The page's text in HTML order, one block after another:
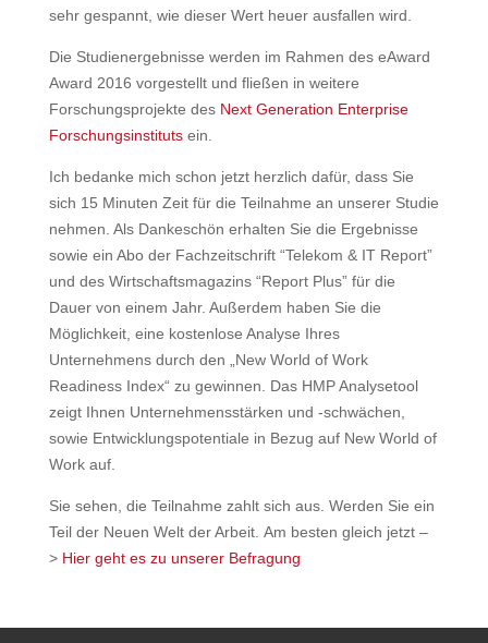
sehr gespannt, wie dieser Wert heuer ausfallen wird.
Die Studienergebnisse werden im Rahmen des eAward
Award 2016 vorgestellt und fließen in weitere
Forschungsprojekte des Next Generation Enterprise
Forschungsinstitutsein.
Ich bedanke mich schon jetzt herzlich dafür, dass Sie
sich 15 Minuten Zeit für die Teilnahme an unserer Studie
nehmen. Als Dankeschön erhalten Sie die Ergebnisse
sowie ein Abo der Fachzeitschrift “Telekom & IT Report”
und des Wirtschaftsmagazins “Report Plus” für die
Dauer von einem Jahr. Außerdem haben Sie die
Möglichkeit, eine kostenlose Analyse Ihres
Unternehmens durch den „New World of Work
Readiness Index“ zu gewinnen. Das HMP Analysetool
zeigt Ihnen Unternehmensstärken und -schwächen,
sowie Entwicklungspotentiale in Bezug auf New World of
Work auf.
Sie sehen, die Teilnahme zahlt sich aus. Werden Sie ein
Teil der Neuen Welt der Arbeit. Am besten gleich jetzt –
> Hier geht es zu unserer Befragung